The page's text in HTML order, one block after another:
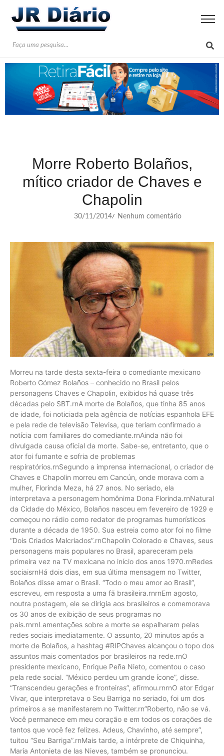
Morre Roberto Bolaños,
mítico criador de Chaves e
Chapolin
30/11/2014/ Nenhum comentário
Morreu na tarde desta sexta-feira o comediante mexicano
Roberto Gómez Bolaños – conhecido no Brasil pelos
personagens Chaves e Chapolin, exibidos há quase três
décadas pelo SBT.rnA morte de Bolaños, que tinha 85 anos
de idade, foi noticiada pela agência de notícias espanhola EFE
e pela rede de televisão Televisa, que teriam confirmado a
notícia com familiares do comediante.rnAinda não foi
divulgada causa oficial da morte. Sabe-se, entretanto, que o
ator foi fumante e sofria de problemas
respiratórios.rnSegundo a imprensa internacional, o criador de
Chaves e Chapolin morreu em Cancún, onde morava com a
mulher, Florinda Meza, há 27 anos. No seriado, ela
interpretava a personagem homônima Dona Florinda.rnNatural
da Cidade do México, Bolaños nasceu em fevereiro de 1929 e
começou no rádio como redator de programas humorísticos
durante a década de 1950. Sua estreia como ator foi no filme
“Dois Criados Malcriados”.rnChapolin Colorado e Chaves, seus
personagens mais populares no Brasil, apareceram pela
primeira vez na TV mexicana no início dos anos 1970.rnRedes
sociaisrnHá dois dias, em sua última mensagem no Twitter,
Bolaños disse amar o Brasil. “Todo o meu amor ao Brasil”,
escreveu, em resposta a uma fã brasileira.rnrnEm agosto,
noutra postagem, ele se dirigia aos brasileiros e comemorava
os 30 anos de exibição de seus programas no
país.rnrnLamentações sobre a morte se espalharam pelas
redes sociais imediatamente. O assunto, 20 minutos após a
morte de Bolaños, a hashtag #RIPChaves alcançou o topo dos
assuntos mais comentados por brasileiros na rede.rnO
presidente mexicano, Enrique Peña Nieto, comentou o caso
pela rede social. “México perdeu um grande ícone”, disse.
“Transcendeu gerações e fronteiras”, afirmou.rnrnO ator Edgar
Vivar, que interpretava o Seu Barriga no seriado, foi um dos
primeiros a se manifestarem no Twitter.rn”Roberto, não se vá.
Você permanece em meu coração e em todos os corações de
tantos que você fez felizes. Adeus, Chavinho, até sempre”,
tuitou “Seu Barriga”.rnMais tarde, a intérprete de Chiquinha,
María Antonieta de las Nieves, também se pronunciou.